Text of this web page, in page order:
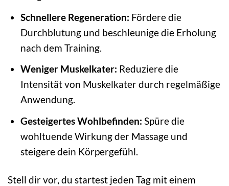
Schnellere Regeneration: Fördere die
Durchblutung und beschleunige die Erholung
nach dem Training.
Weniger Muskelkater: Reduziere die
Intensität von Muskelkater durch regelmäßige
Anwendung.
Gesteigertes Wohlbefinden: Spüre die
wohltuende Wirkung der Massage und
steigere dein Körpergefühl.
Stell dir vor, du startest jeden Tag mit einem